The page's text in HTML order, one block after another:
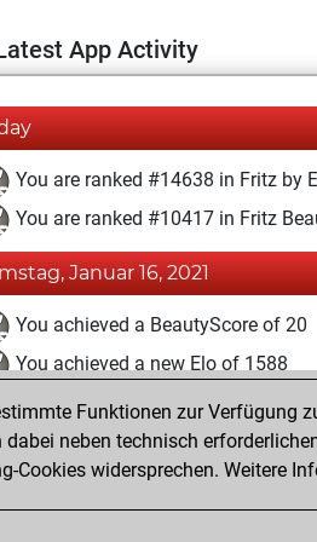
App Activity
You are ranked #14638 in Fritz by
You are ranked #10417 in Fritz
Januar 16, 2021
You achieved a BeautyScore of 20
You achieved a new Elo of 1588
Januar 15, 2021
You created your Fritz account
Funktionen zur Verfügung
neben technisch
Cookies widersprechen. Weitere